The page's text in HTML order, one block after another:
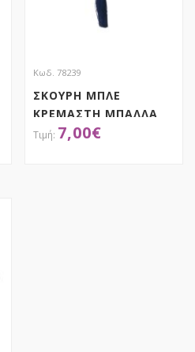
Κωδ. 78239
ΣΚΟΥΡΗ ΜΠΛΕ
ΚΡΕΜΑΣΤΗ ΜΠΑΛΛΑ
ΜΕ ΦΟΥΝΤΑ 12Χ25ΕΚ
7,00€